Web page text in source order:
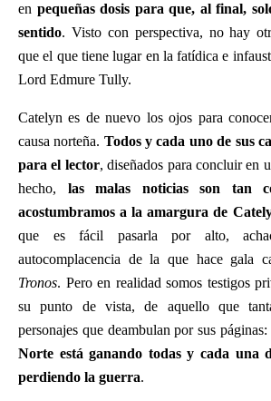
en pequeñas dosis para que, al final,
sentido. Visto con perspectiva, no hay
que el que tiene lugar en la fatídica e
Lord Edmure Tully.
Catelyn es de nuevo los ojos para
causa norteña. Todos y cada uno de sus
para el lector, diseñados para concluir en
hecho, las malas noticias son tan
acostumbramos a la amargura de
que es fácil pasarla por alto,
autocomplacencia de la que hace gala
Tronos. Pero en realidad somos testigos
su punto de vista, de aquello que
personajes que deambulan por sus páginas:
Norte está ganando todas y cada una
perdiendo la guerra.